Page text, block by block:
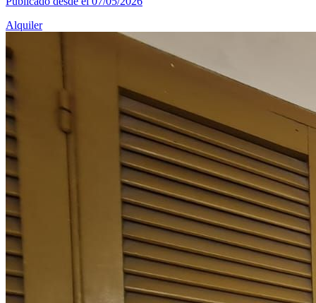
Alquiler